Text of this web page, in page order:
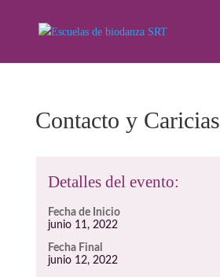
Contacto y Caricias
Detalles del evento:
Fecha de Inicio
junio 11, 2022
Fecha Final
junio 12, 2022